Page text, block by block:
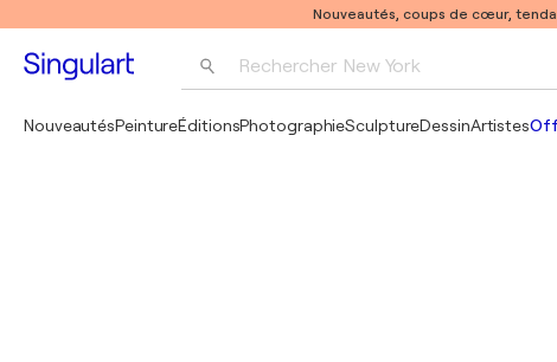
Nouveautés, coups de cœur,
Rechercher New York
NouveautésPeintureÉditionsPhotographieSculptureDessinArtistes